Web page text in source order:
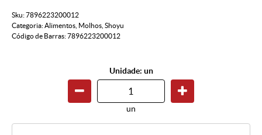
Sku:7896223200012
Categoria:Alimentos Molhos Shoyu
Código de Barras:7896223200012
Unidade: un
un